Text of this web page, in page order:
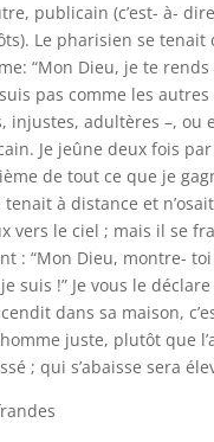
publicain (c’est- à-
Le pharisien se tenait
“Mon Dieu, je te rends
pas comme les autres
injustes, adultères –, ou
Je jeûne deux fois
de tout ce que je
à distance et
vers le ciel ; mais il se
: “Mon Dieu, montre-
suis !” Je vous le
dans sa maison,
juste, plutôt que
; qui s’abaisse sera